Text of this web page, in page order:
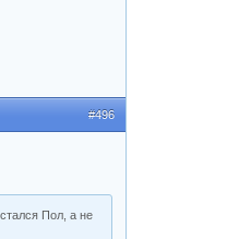
#496
Пол, а не